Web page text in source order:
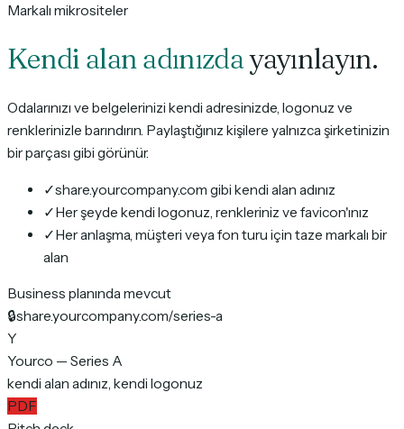
Markalı mikrositeler
Kendi alan adınızdayayınlayın.
Odalarınızı ve belgelerinizi kendi adresinizde, logonuz ve
renklerinizle barındırın. Paylaştığınız kişilere yalnızca şirketinizin
bir parçası gibi görünür.
✓share.yourcompany.com gibi kendi alan adınız
✓Her şeyde kendi logonuz, renkleriniz ve favicon'ınız
✓Her anlaşma, müşteri veya fon turu için taze markalı bir
alan
Business planında mevcut
🔒share.yourcompany.com/series-a
Y
Yourco — Series A
kendi alan adınız, kendi logonuz
PDF